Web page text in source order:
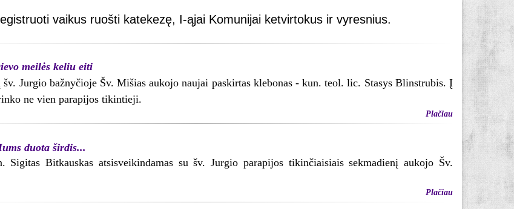
vaikus ruošti katekezę, I-ąjai Komunijai ketvirtokus ir vyresnius.
meilės keliu eiti
šv. Jurgio bažnyčioje Šv. Mišias aukojo naujai paskirtas klebonas - kun. teol. lic. Stasys Blinstrubis. Į
ne vien parapijos tikintieji.
Plačiau
duota širdis...
Sigitas Bitkauskas atsisveikindamas su šv. Jurgio parapijos tikinčiaisiais sekmadienį aukojo Šv.
Plačiau